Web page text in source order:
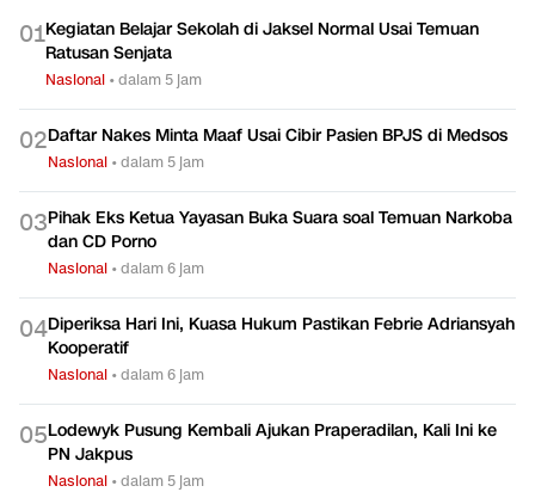
01Kegiatan Belajar Sekolah di Jaksel Normal Usai Temuan
Ratusan Senjata
Nasional •dalam 5 jam
02Daftar Nakes Minta Maaf Usai Cibir Pasien BPJS di Medsos
Nasional •dalam 5 jam
03Pihak Eks Ketua Yayasan Buka Suara soal Temuan Narkoba
dan CD Porno
Nasional •dalam 6 jam
04Diperiksa Hari Ini, Kuasa Hukum Pastikan Febrie Adriansyah
Kooperatif
Nasional •dalam 6 jam
05Lodewyk Pusung Kembali Ajukan Praperadilan, Kali Ini ke
PN Jakpus
Nasional •dalam 5 jam